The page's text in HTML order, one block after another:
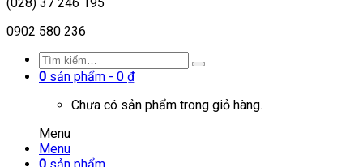
0902 580 236
0 sản phẩm - 0 ₫
Chưa có sản phẩm trong giỏ hàng.
Menu
Menu